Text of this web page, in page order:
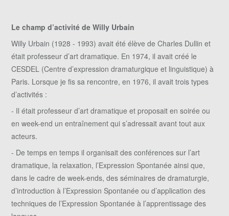
Le champ d’activité de Willy Urbain
Willy Urbain (1928 - 1993) avait été élève de Charles Dullin et
était professeur d’art dramatique. En 1974, il avait créé le
CESDEL (Centre d’expression dramaturgique et linguistique) à
Paris. Lorsque je fis sa rencontre, en 1976, il avait trois types
d’activités :
- Il était professeur d’art dramatique et proposait en soirée ou
en week-end un entraînement qui s’adressait avant tout aux
acteurs.
- De temps en temps il organisait des conférences sur l’art
dramatique, la relaxation, l’Expression Spontanée ainsi que,
dans le cadre de week-ends, des séminaires de dramaturgie,
d’introduction à l’Expression Spontanée ou d’application des
techniques de l’Expression Spontanée à l’apprentissage des